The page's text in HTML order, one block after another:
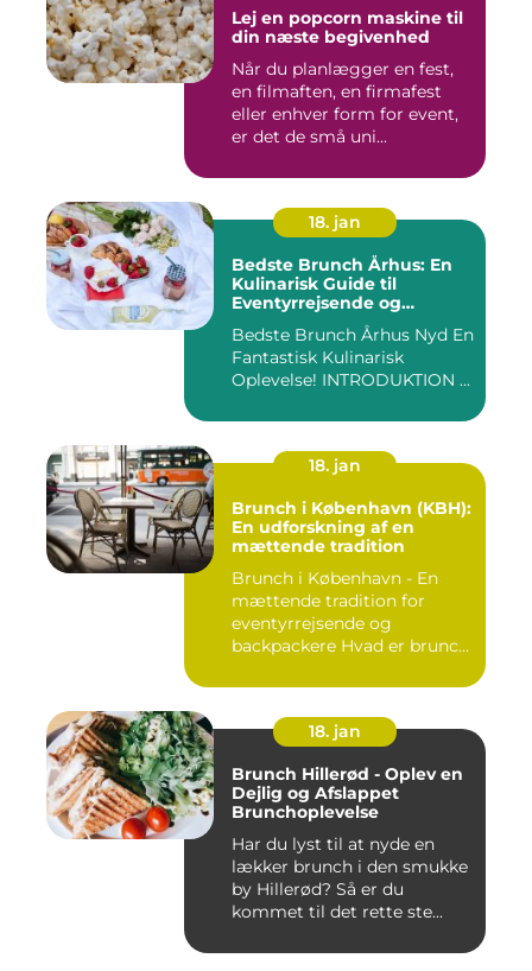
Lej en popcorn maskine til
din næste begivenhed
Når du planlægger en fest,
en filmaften, en firmafest
eller enhver form for event,
er det de små uni...
18. jan
Bedste Brunch Århus: En
Kulinarisk Guide til
Eventyrrejsende og
Bedste Brunch Århus Nyd En
Fantastisk Kulinarisk
Oplevelse! INTRODUKTION ...
18. jan
Brunch i København (KBH):
En udforskning af en
mættende tradition
Brunch i København - En
mættende tradition for
eventyrrejsende og
backpackere Hvad er brunch
18. jan
Brunch Hillerød - Oplev en
Dejlig og Afslappet
Brunchoplevelse
Har du lyst til at nyde en
lækker brunch i den smukke
by Hillerød? Så er du
kommet til det rette ste...